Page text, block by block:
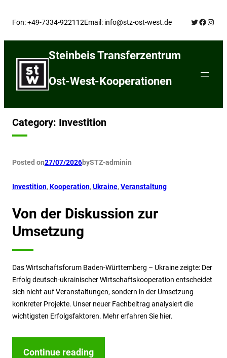
Fon: +49-7334-922112Email: info@stz-ost-west.de Twitter
Steinbeis Transferzentrum
Ost-West-Kooperationen
Category: Investition
Posted on27/07/2026bySTZ-adminin
Investition, Kooperation, Ukraine, Veranstaltung
Von der Diskussion zur
Umsetzung
Das Wirtschaftsforum Baden-Württemberg – Ukraine zeigte: Der
Erfolg deutsch-ukrainischer Wirtschaftskooperation entscheidet
sich nicht auf Veranstaltungen, sondern in der Umsetzung
konkreter Projekte. Unser neuer Fachbeitrag analysiert die
wichtigsten Erfolgsfaktoren. Mehr erfahren Sie hier.
Continue reading